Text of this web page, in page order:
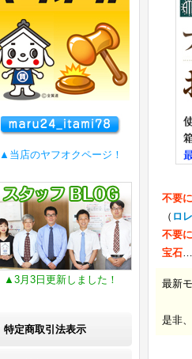
▲当店のヤフオクページ！
▲3月3日更新しました！
特定商取引法表示
不要
（ ロ
不要
宝石
最新
是非、